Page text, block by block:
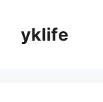
contentyklife